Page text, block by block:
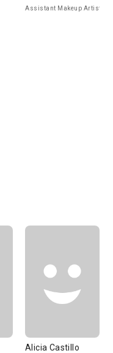
Assistant Makeup Artist
Alicia Castillo